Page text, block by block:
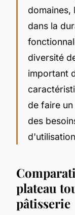
domaines,
dans la
diversité
important
de faire
des
plateau
pâtisserie